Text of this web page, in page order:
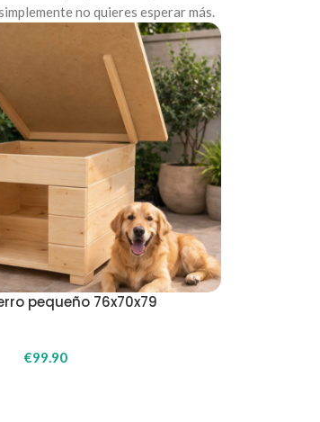
no quieres esperar más.
pequeño 76x70x79
€99.90